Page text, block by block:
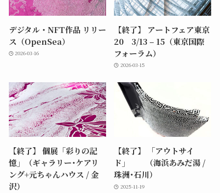
デジタル・NFT作品 リリー
ス（OpenSea）
2026-03-16
【終了】 アートフェア東京
20 3/13 – 15（東京国際
フォーラム）
2026-03-15
【終了】 個展「彩りの記
憶」（ギャラリー･ケアリ
ング+元ちゃんハウス / 金
沢）
【終了】 「アウトサイ
ド」 （海浜あみだ湯 /
珠洲･石川）
2025-11-19